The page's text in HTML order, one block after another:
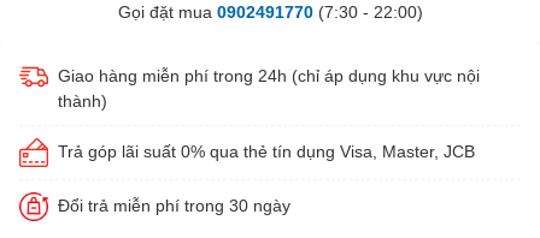
Gọi đặt mua 0902491770(7:30 - 22:00)
Giao hàng miễn phí trong 24h (chỉ áp dụng khu vực nội
thành)
Trả góp lãi suất 0% qua thẻ tín dụng Visa, Master, JCB
Đổi trả miễn phí trong 30 ngày